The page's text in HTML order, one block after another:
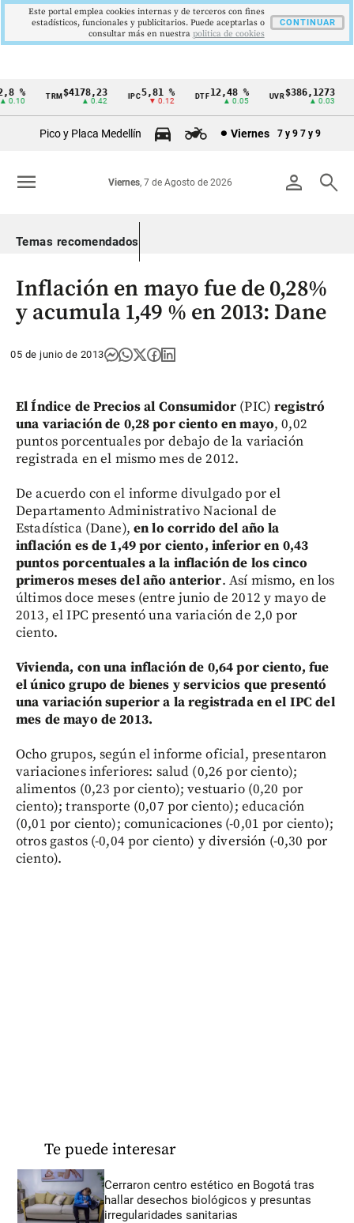
Cintillo
Colombia
% TRM$4178,23
▲ 0.42
IPC5,81 %
▼ 0.12
DTF12,48 %
▲ 0.05
UVR$386,1273
▲ 0.03
Pico y Placa Medellín Viernes 7 y 9 7 y 9
person search
Viernes, 7 de Agosto de 2026
menu
Temas recomendados
Inflación en mayo fue de 0,28%
y acumula 1,49 % en 2013: Dane
05 de junio de 2013
El Índice de Precios al Consumidor (PIC)registró
una variación de 0,28 por ciento en mayo, 0,02
puntos porcentuales por debajo de la variación
registrada en el mismo mes de 2012.
De acuerdo con el informe divulgado por el
Departamento Administrativo Nacional de
Estadística (Dane), en lo corrido del año la
inflación es de 1,49 por ciento, inferior en 0,43
puntos porcentuales a la inflación de los cinco
primeros meses del año anterior. Así mismo, en los
últimos doce meses (entre junio de 2012 y mayo de
2013, el IPC presentó una variación de 2,0 por
ciento.
Vivienda, con una inflación de 0,64 por ciento, fue
el único grupo de bienes y servicios que presentó
una variación superior a la registrada en el IPC del
mes de mayo de 2013.
Ocho grupos, según el informe oficial, presentaron
variaciones inferiores: salud (0,26 por ciento);
alimentos (0,23 por ciento); vestuario (0,20 por
ciento); transporte (0,07 por ciento); educación
(0,01 por ciento); comunicaciones (-0,01 por ciento);
otros gastos (-0,04 por ciento) y diversión (-0,30 por
ciento).
Te puede interesar
Cerraron centro estético en Bogotá tras
hallar desechos biológicos y presuntas
irregularidades sanitarias
Este portal emplea cookies internas y de terceros con fines
estadísticos, funcionales y publicitarios. Puede aceptarlas o
consultar más en nuestra politica de cookies
CONTINUAR